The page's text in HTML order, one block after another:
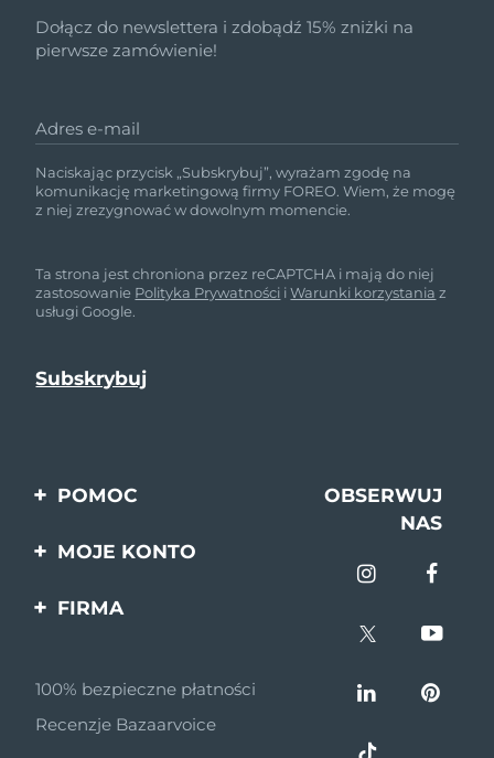
Dołącz do newslettera i zdobądź 15% zniżki na
pierwsze zamówienie!
Adres e-mail
Naciskając przycisk „Subskrybuj”, wyrażam zgodę na
komunikację marketingową firmy FOREO. Wiem, że mogę
z niej zrezygnować w dowolnym momencie.
Ta strona jest chroniona przez reCAPTCHA i mają do niej
zastosowanie Polityka Prywatności iWarunki korzystania z
usługi Google.
POMOC
Kontakt
OBSERWUJ
NAS
MOJE KONTO
FIRMA
Program partnerski
Wiadomości
100% bezpieczne płatności
Recenzje Bazaarvoice